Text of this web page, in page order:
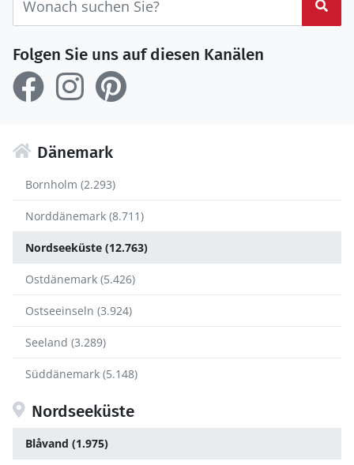
Folgen Sie uns auf diesen Kanälen
Dänemark
Bornholm (2.293)
Norddänemark (8.711)
Nordseeküste (12.763)
Ostdänemark (5.426)
Ostseeinseln (3.924)
Seeland (3.289)
Süddänemark (5.148)
Nordseeküste
Blåvand (1.975)